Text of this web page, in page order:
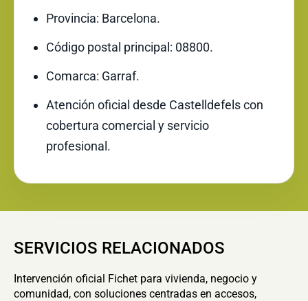
Provincia: Barcelona.
Código postal principal: 08800.
Comarca: Garraf.
Atención oficial desde Castelldefels con
cobertura comercial y servicio
profesional.
SERVICIOS RELACIONADOS
Intervención oficial Fichet para vivienda, negocio y
comunidad, con soluciones centradas en accesos,